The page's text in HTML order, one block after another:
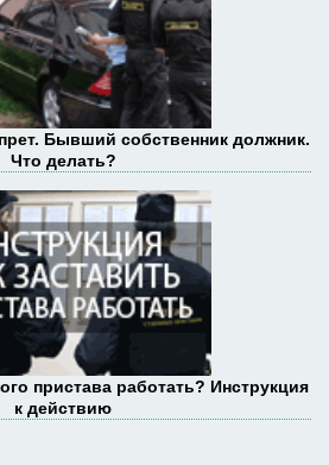
Бывший собственник должник.
Что делать?
пристава работать? Инструкция
к действию